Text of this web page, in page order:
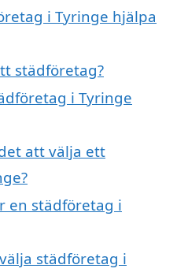
i Tyringe hjälpa
städföretag?
i Tyringe
att välja ett
en städföretag i
städföretag i